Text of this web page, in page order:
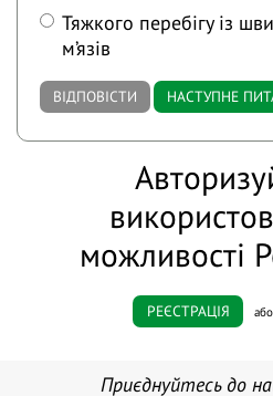
Тяжкого перебігу із
м’язів
ВІДПОВІСТИ НАСТУПНЕ
можливості
РЕЄСТРАЦІЯ або
Приєднуйтесь до